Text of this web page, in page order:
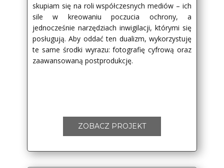
skupiam się na roli współczesnych mediów – ich
sile w kreowaniu poczucia ochrony, a
jednocześnie narzędziach inwigilacji, którymi się
posługują. Aby oddać ten dualizm, wykorzystuję
te same środki wyrazu: fotografię cyfrową oraz
zaawansowaną postprodukcję.
ZOBACZ PROJEKT